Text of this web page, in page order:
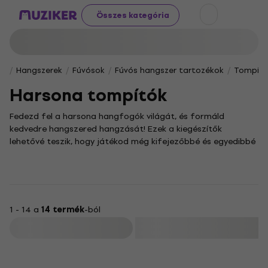
Összes kategória
Hangszerek Fúvósok Fúvós hangszer tartozékok
Harsona tompítók
Fedezd fel a harsona hangfogók világát, és formáld
kedvedre hangszered hangzását! Ezek a kiegészítők
lehetővé teszik, hogy játékod még kifejezőbbé és egyedibbé
található modellek könnyedén felhelyezhetők a harsonára,
1 - 14 a 14 termék-ból